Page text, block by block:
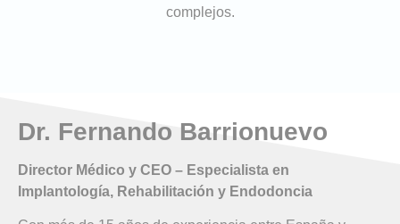
complejos.
Dr. Fernando Barrionuevo
Director Médico y CEO – Especialista en
Implantología, Rehabilitación y Endodoncia